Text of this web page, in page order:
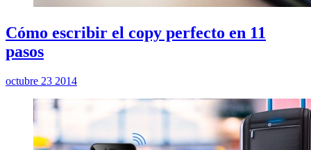
Cómo escribir el copy perfecto en 11
pasos
octubre 23 2014